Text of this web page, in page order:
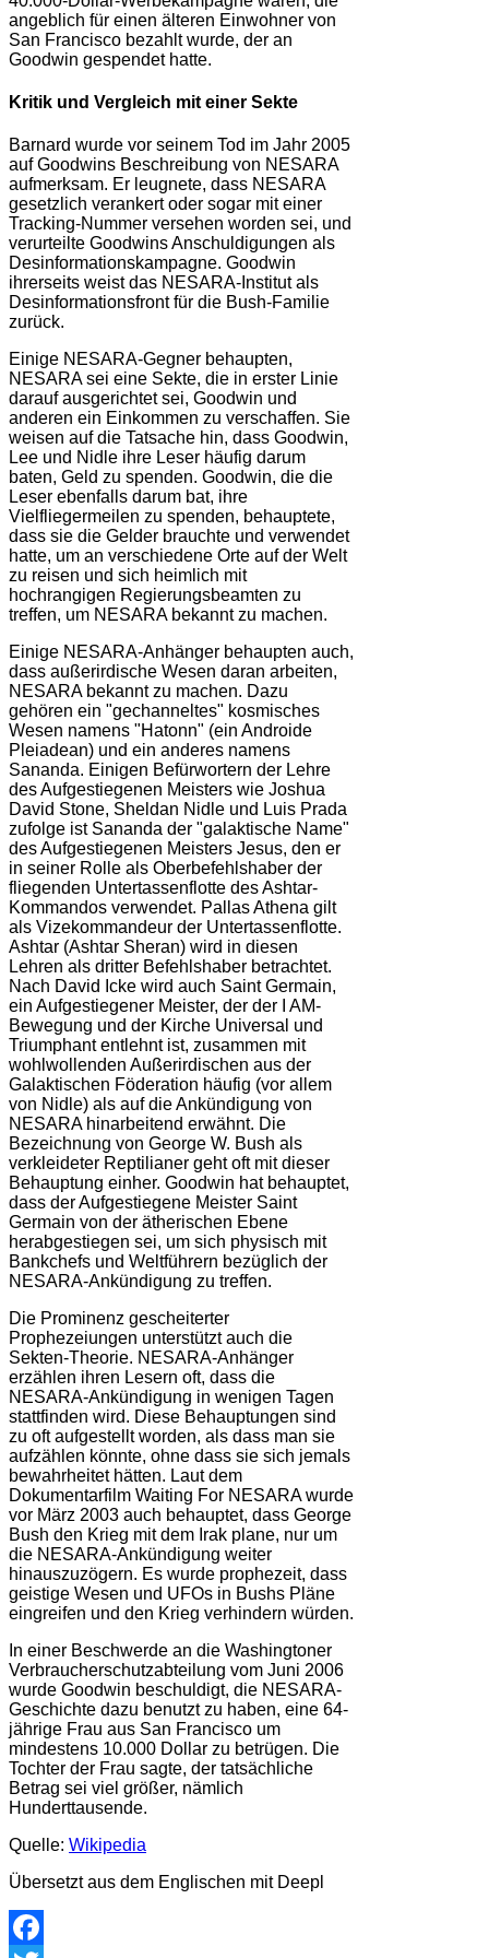
angeblich für einen älteren Einwohner von
San Francisco bezahlt wurde, der an
Goodwin gespendet hatte.
Kritik und Vergleich mit einer Sekte
Barnard wurde vor seinem Tod im Jahr 2005
auf Goodwins Beschreibung von NESARA
aufmerksam. Er leugnete, dass NESARA
gesetzlich verankert oder sogar mit einer
Tracking-Nummer versehen worden sei, und
verurteilte Goodwins Anschuldigungen als
Desinformationskampagne. Goodwin
ihrerseits weist das NESARA-Institut als
Desinformationsfront für die Bush-Familie
zurück.
Einige NESARA-Gegner behaupten,
NESARA sei eine Sekte, die in erster Linie
darauf ausgerichtet sei, Goodwin und
anderen ein Einkommen zu verschaffen. Sie
weisen auf die Tatsache hin, dass Goodwin,
Lee und Nidle ihre Leser häufig darum
baten, Geld zu spenden. Goodwin, die die
Leser ebenfalls darum bat, ihre
Vielfliegermeilen zu spenden, behauptete,
dass sie die Gelder brauchte und verwendet
hatte, um an verschiedene Orte auf der Welt
zu reisen und sich heimlich mit
hochrangigen Regierungsbeamten zu
treffen, um NESARA bekannt zu machen.
Einige NESARA-Anhänger behaupten auch,
dass außerirdische Wesen daran arbeiten,
NESARA bekannt zu machen. Dazu
gehören ein "gechanneltes" kosmisches
Wesen namens "Hatonn" (ein Androide
Pleiadean) und ein anderes namens
Sananda. Einigen Befürwortern der Lehre
des Aufgestiegenen Meisters wie Joshua
David Stone, Sheldan Nidle und Luis Prada
zufolge ist Sananda der "galaktische Name"
des Aufgestiegenen Meisters Jesus, den er
in seiner Rolle als Oberbefehlshaber der
fliegenden Untertassenflotte des Ashtar-
Kommandos verwendet. Pallas Athena gilt
als Vizekommandeur der Untertassenflotte.
Ashtar (Ashtar Sheran) wird in diesen
Lehren als dritter Befehlshaber betrachtet.
Nach David Icke wird auch Saint Germain,
ein Aufgestiegener Meister, der der I AM-
Bewegung und der Kirche Universal und
Triumphant entlehnt ist, zusammen mit
wohlwollenden Außerirdischen aus der
Galaktischen Föderation häufig (vor allem
von Nidle) als auf die Ankündigung von
NESARA hinarbeitend erwähnt. Die
Bezeichnung von George W. Bush als
verkleideter Reptilianer geht oft mit dieser
Behauptung einher. Goodwin hat behauptet,
dass der Aufgestiegene Meister Saint
Germain von der ätherischen Ebene
herabgestiegen sei, um sich physisch mit
Bankchefs und Weltführern bezüglich der
NESARA-Ankündigung zu treffen.
Die Prominenz gescheiterter
Prophezeiungen unterstützt auch die
Sekten-Theorie. NESARA-Anhänger
erzählen ihren Lesern oft, dass die
NESARA-Ankündigung in wenigen Tagen
stattfinden wird. Diese Behauptungen sind
zu oft aufgestellt worden, als dass man sie
aufzählen könnte, ohne dass sie sich jemals
bewahrheitet hätten. Laut dem
Dokumentarfilm Waiting For NESARA wurde
vor März 2003 auch behauptet, dass George
Bush den Krieg mit dem Irak plane, nur um
die NESARA-Ankündigung weiter
hinauszuzögern. Es wurde prophezeit, dass
geistige Wesen und UFOs in Bushs Pläne
eingreifen und den Krieg verhindern würden.
In einer Beschwerde an die Washingtoner
Verbraucherschutzabteilung vom Juni 2006
wurde Goodwin beschuldigt, die NESARA-
Geschichte dazu benutzt zu haben, eine 64-
jährige Frau aus San Francisco um
mindestens 10.000 Dollar zu betrügen. Die
Tochter der Frau sagte, der tatsächliche
Betrag sei viel größer, nämlich
Hunderttausende.
Quelle: Wikipedia
Übersetzt aus dem Englischen mit Deepl